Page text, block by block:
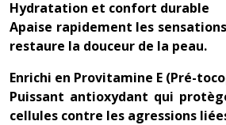
Hydratation et confort durable
Apaise rapidement les
restaure la douceur de la peau.
Enrichi en Provitamine E (Pré-
Puissant antioxydant qui
cellules contre les agressions